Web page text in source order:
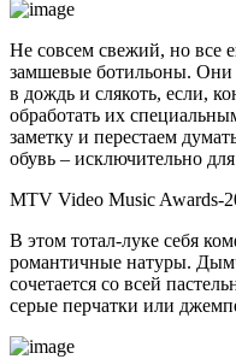
Не совсем свежий, но все
замшевые ботильоны. Они
в дождь и слякоть, если,
обработать их
заметку и перестаем
обувь – исключительно
MTV Video Music Awards-
В этом тотал-луке себя
романтичные натуры.
сочетается со всей
серые перчатки или